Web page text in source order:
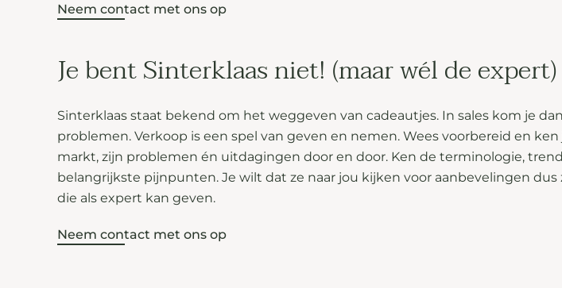
Neem contact met ons op
Je bent Sinterklaas niet! (maar wél de expert)
Sinterklaas staat bekend om het weggeven van cadeautjes. In sales kom je
problemen. Verkoop is een spel van geven en nemen. Wees voorbereid en ken
markt, zijn problemen én uitdagingen door en door. Ken de terminologie,
belangrijkste pijnpunten. Je wilt dat ze naar jou kijken voor aanbevelingen dus
die als expert kan geven.
Neem contact met ons op